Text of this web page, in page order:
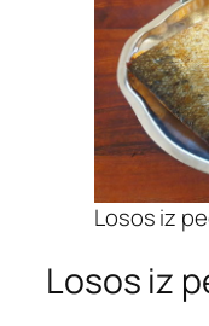
Losos iz
Losos iz